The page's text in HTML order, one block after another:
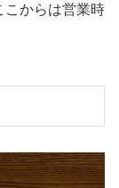
こからは営業時